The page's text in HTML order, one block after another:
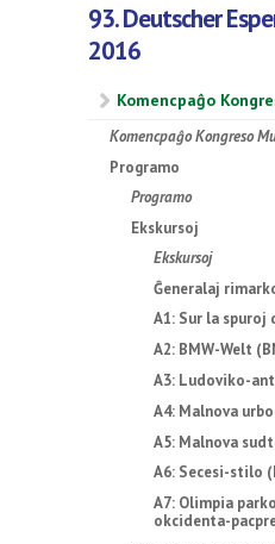
93. Deutscher
2016
Komencpaĝo
Komencpaĝo Kongreso
Programo
Programo
Ekskursoj
Ekskursoj
Ĝeneralaj
A1: Sur la spuroj
A2: BMW-Welt
A3: Ludoviko-
A4: Malnova
A5: Malnova
A6: Secesi-stilo
A7: Olimpia
okcidenta-